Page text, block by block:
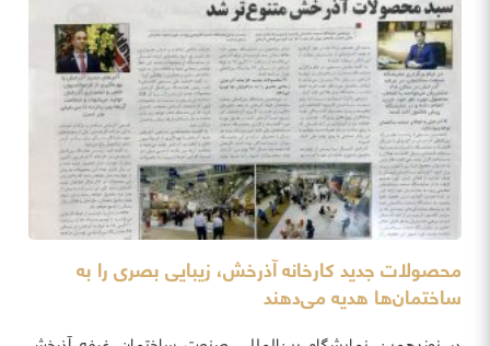
محصولات جدید کارخانه آذرخش، زیبایی بصری را به
ساختمان‌ها هدیه می‌دهند